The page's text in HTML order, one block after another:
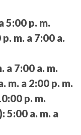
5:00 p. m.
m. a 7:00 a.
a 7:00 a. m.
m. a 2:00 p. m.
p. m.
5:00 a. m. a